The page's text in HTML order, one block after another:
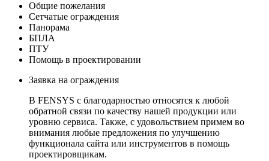
Общие пожелания
Сетчатые ограждения
Панорама
БПЛА
ПТУ
Помощь в проектировании
Заявка на ограждения
В FENSYS с благодарностью относятся к любой
обратной связи по качеству нашей продукции или
уровню сервиса. Также, с удовольствием примем во
внимания любые предложения по улучшению
функционала сайта или инструментов в помощь
проектировщикам.